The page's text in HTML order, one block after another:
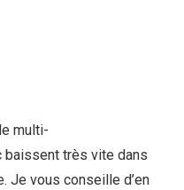
multi-
baissent très vite dans
Je vous conseille d’en